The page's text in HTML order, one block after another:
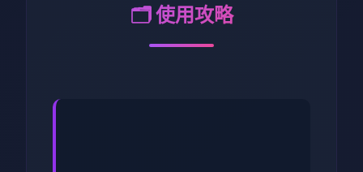
🗂️ 使用攻略